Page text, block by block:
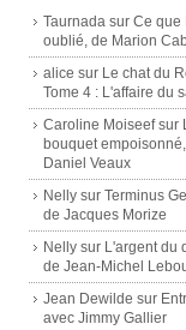
Taurnada sur Ce que
oublié, de Marion
alice sur Le chat du
Tome 4 : L'affaire du
Caroline Moiseefsur
bouquet
Daniel Veaux
Nelly sur Terminus
de Jacques Morize
Nelly sur L'argent du
de Jean-Michel
Jean Dewilde sur
avec Jimmy Gallier